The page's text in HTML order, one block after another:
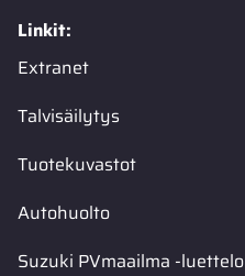
Linkit:
Extranet
Talvisäilytys
Tuotekuvastot
Autohuolto
Suzuki PVmaailma -luettelo